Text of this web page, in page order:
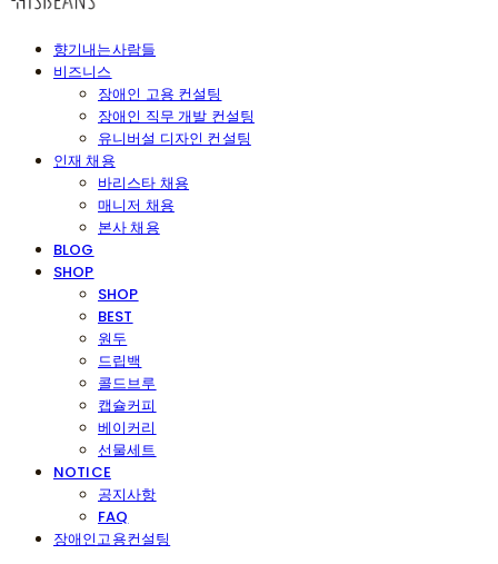
향기내는사람들
비즈니스
장애인 고용 컨설팅
장애인 직무 개발 컨설팅
유니버설 디자인 컨설팅
인재 채용
바리스타 채용
매니저 채용
본사 채용
BLOG
SHOP
SHOP
BEST
원두
드립백
콜드브루
캡슐커피
베이커리
선물세트
NOTICE
공지사항
FAQ
장애인고용컨설팅